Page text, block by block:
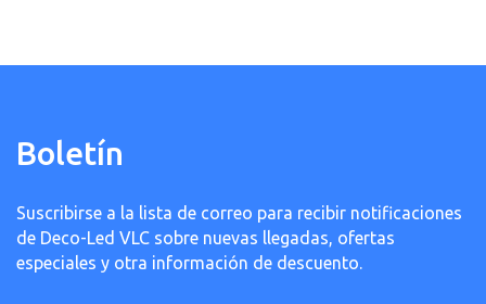
Boletín
Suscribirse a la lista de correo para recibir notificaciones
de Deco-Led VLC sobre nuevas llegadas, ofertas
especiales y otra información de descuento.